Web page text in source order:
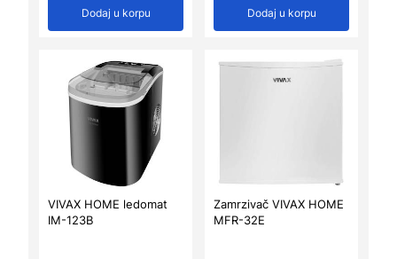
Dodaj u korpu Dodaj u korpu
VIVAX HOME ledomat
IM-123B
Zamrzivač VIVAX HOME
MFR-32E